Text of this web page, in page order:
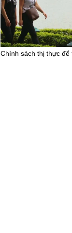
Ẩm thực Việt Nam
(08/09/2024)
Chính sách thị thực